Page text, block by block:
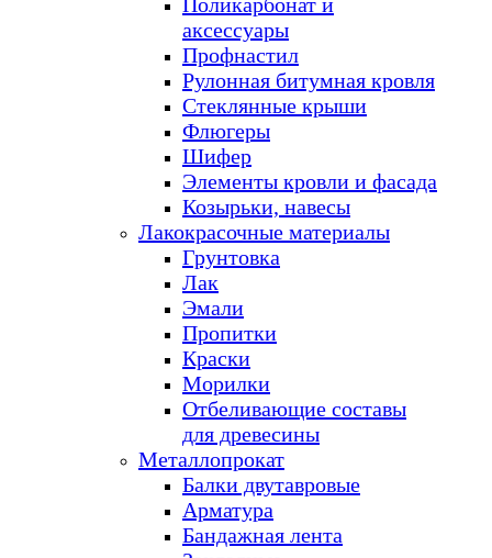
аксессуары
Профнастил
Рулонная битумная кровля
Стеклянные крыши
Флюгеры
Шифер
Элементы кровли и фасада
Козырьки, навесы
Лакокрасочные материалы
Грунтовка
Лак
Эмали
Пропитки
Краски
Морилки
Отбеливающие составы
для древесины
Металлопрокат
Балки двутавровые
Арматура
Бандажная лента